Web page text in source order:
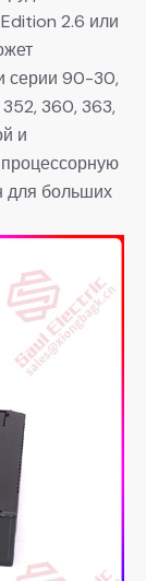
2.6 или
серии 90-30,
352, 360, 363,
и
для больших